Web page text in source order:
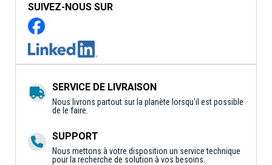
SUIVEZ-NOUS SUR
SERVICE DE LIVRAISON
Nous livrons partout sur la planète lorsqu'il est possible
de le faire.
SUPPORT
Nous mettons à votre disposition un service technique
pour la recherche de solution à vos besoins.